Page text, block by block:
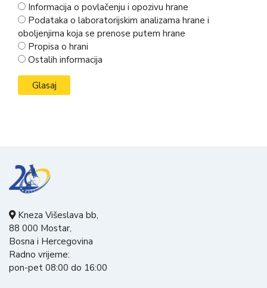
Informacija o povlačenju i opozivu hrane
Podataka o laboratorijskim analizama hrane i
oboljenjima koja se prenose putem hrane
Propisa o hrani
Ostalih informacija
Kneza Višeslava bb,
88 000 Mostar,
Bosna i Hercegovina
Radno vrijeme:
pon-pet 08:00 do 16:00